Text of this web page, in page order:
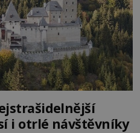
i otrlé návštěvníky